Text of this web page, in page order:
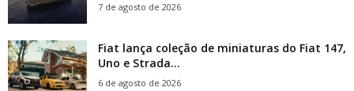
7 de agosto de 2026
Fiat lança coleção de miniaturas do Fiat 147,
Uno e Strada...
6 de agosto de 2026